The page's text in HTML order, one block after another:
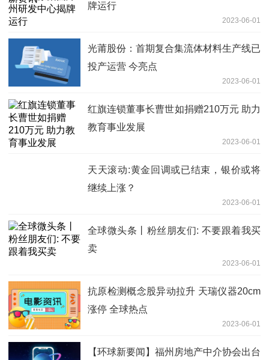
牌运行
2023-06-01
光莆股份：首期复合集流体材料生产线已
投产运营 今亮点
2023-06-01
红旗连锁董事长曹世如捐赠210万元 助力
教育事业发展
2023-06-01
天天滚动:黄金回调或已结束，银价或将
继续上涨？
2023-06-01
全球微头条丨粉丝朋友们: 不要跟着我买
卖
2023-06-01
抗原检测概念股异动拉升 天瑞仪器20cm
涨停 全球热点
2023-06-01
【环球新要闻】福州房地产中介协会出台